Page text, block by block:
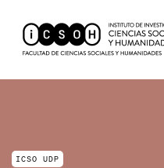
ICSO UDP